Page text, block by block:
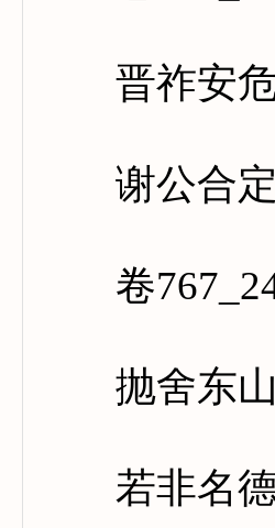
晋祚安危
谢公合定
卷767_24
抛舍东山
若非名德